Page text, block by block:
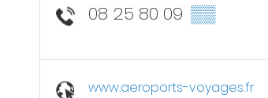
08 25 80 09 ▒▒
www.aeroports-voyages.fr